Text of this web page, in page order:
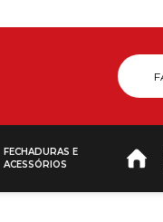
FECHADURAS E
ACESSÓRIOS